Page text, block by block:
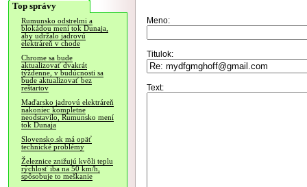
Top správy
Rumunsko odstrelmi a
blokádou mení tok Dunaja,
aby udržalo jadrovú
elektráreň v chode
Chrome sa bude
aktualizovať dvakrát
týždenne, v budúcnosti sa
bude aktualizovať bez
reštartov
Maďarsko jadrovú elektráreň
nakoniec kompletne
neodstavilo, Rumunsko mení
tok Dunaja
Slovensko.sk má opäť
technické problémy
Železnice znižujú kvôli teplu
rýchlosť iba na 50 km/h,
spôsobuje to meškanie
Meno:
Titulok:
Text: